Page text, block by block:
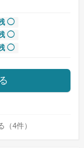
◯
◯
◯
（4件）